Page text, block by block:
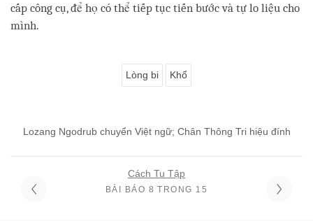
cấp công cụ, để họ có thể tiếp tục tiến bước và tự lo liệu cho
mình.
Lòng bi Khổ
Lozang Ngodrub chuyển Việt ngữ; Chân Thông Tri hiệu đính
Cách Tu Tập
BÀI BÁO 8 TRONG 15